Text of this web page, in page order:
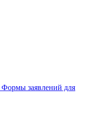
Формы заявлений для